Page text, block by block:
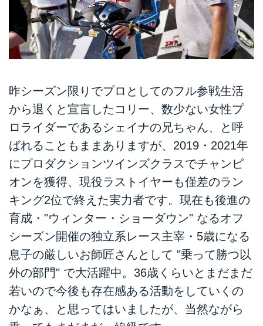
昨シーズン限りでプロとしてのフル参戦生活
から退くと宣言したコリー、数少ない女性プ
ロライダーであるシェイナの兄ちゃん、と呼
ばれることもままありますが、2019・2021年
にプロダクションツインズクラスでチャンピ
オンを獲得、現役ラストイヤーも僅差のラン
キング2位で終えた実力者です。現在も後進の
育成・"ウィンター・ショーダウン" なるオフ
シーズン開催の独立系レース主宰・5歳になる
息子の厳しいお師匠さんとして "乗って勝つ以
外の部門" で大活躍中。36歳くらいとまだまだ
若いので今後も存在感ある活動をしていくの
かなぁ、と思ってはいましたが、当然ながら